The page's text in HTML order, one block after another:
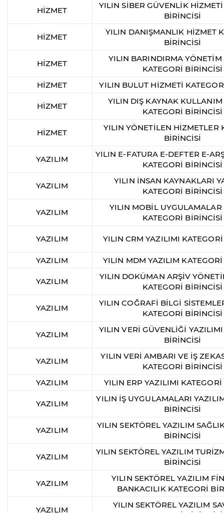
HİZMET
YILIN SİBER GÜVENLİK
BİRİNCİSİ
HİZMET
YILIN DANIŞMANLIK HİZMET
BİRİNCİSİ
HİZMET
YILIN BARINDIRMA
KATEGORİ BİRİNCİSİ
HİZMET
YILIN BULUT HİZMETİ
HİZMET
YILIN DIŞ KAYNAK
KATEGORİ BİRİNCİSİ
HİZMET
YILIN YÖNETİLEN HİZMETLER
BİRİNCİSİ
YAZILIM
YILIN E-FATURA E-DEFTER E-
KATEGORİ BİRİNCİSİ
YAZILIM
YILIN İNSAN KAYNAKLARI
KATEGORİ BİRİNCİSİ
YAZILIM
YILIN MOBİL UYGULAMALAR
KATEGORİ BİRİNCİSİ
YAZILIM YILIN CRM YAZILIMI
YAZILIM YILIN MDM YAZILIM
YAZILIM
YILIN DOKÜMAN ARŞİV
KATEGORİ BİRİNCİSİ
YAZILIM
YILIN COĞRAFİ BİLGİ
KATEGORİ BİRİNCİSİ
YAZILIM
YILIN VERİ GÜVENLİĞİ
BİRİNCİSİ
YAZILIM
YILIN VERİ AMBARI VE İŞ
KATEGORİ BİRİNCİSİ
YAZILIM
YILIN ERP YAZILIMI
YAZILIM
YILIN İŞ UYGULAMALARI
BİRİNCİSİ
YAZILIM
YILIN SEKTÖREL YAZILIM
BİRİNCİSİ
YAZILIM
YILIN SEKTÖREL YAZILIM
BİRİNCİSİ
YAZILIM
YILIN SEKTÖREL YAZILIM
BANKACILIK KATEGORİ
YAZILIM
YILIN SEKTÖREL YAZILIM